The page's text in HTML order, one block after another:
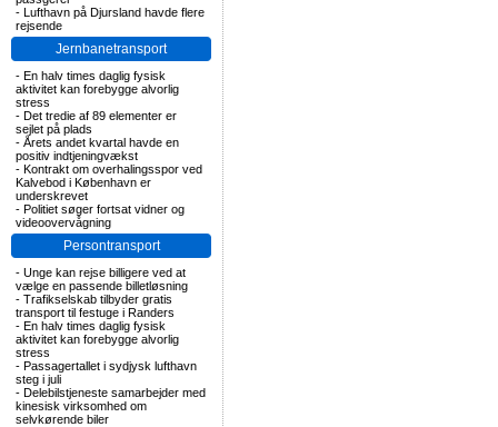
- Lufthavn på Djursland havde flere
rejsende
Jernbanetransport
- En halv times daglig fysisk
aktivitet kan forebygge alvorlig
stress
- Det tredie af 89 elementer er
sejlet på plads
- Årets andet kvartal havde en
positiv indtjeningvækst
- Kontrakt om overhalingsspor ved
Kalvebod i København er
underskrevet
- Politiet søger fortsat vidner og
videoovervågning
Persontransport
- Unge kan rejse billigere ved at
vælge en passende billetløsning
- Trafikselskab tilbyder gratis
transport til festuge i Randers
- En halv times daglig fysisk
aktivitet kan forebygge alvorlig
stress
- Passagertallet i sydjysk lufthavn
steg i juli
- Delebilstjeneste samarbejder med
kinesisk virksomhed om
selvkørende biler